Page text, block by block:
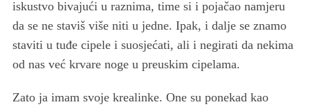
iskustvo bivajući u raznima, time si i pojačao namjeru
da se ne staviš više niti u jedne. Ipak, i dalje se znamo
staviti u tuđe cipele i suosjećati, ali i negirati da nekima
od nas već krvare noge u preuskim cipelama.
Zato ja imam svoje krealinke. One su ponekad kao